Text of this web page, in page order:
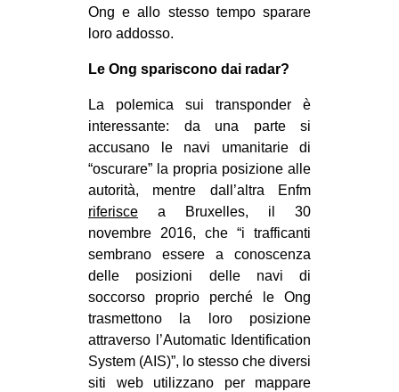
Ong e allo stesso tempo sparare
loro addosso.
Le Ong spariscono dai radar?
La polemica sui transponder è
interessante: da una parte si
accusano le navi umanitarie di
“oscurare” la propria posizione alle
autorità, mentre dall’altra Enfm
riferisce a Bruxelles, il 30
novembre 2016, che “i trafficanti
sembrano essere a conoscenza
delle posizioni delle navi di
soccorso proprio perché le Ong
trasmettono la loro posizione
attraverso l’Automatic Identification
System (AIS)”, lo stesso che diversi
siti web utilizzano per mappare